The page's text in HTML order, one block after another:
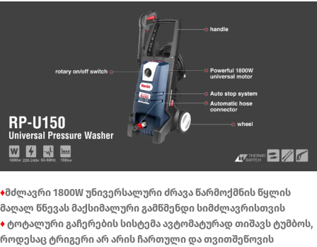
♦მძლავრი 1800W უნივერსალური ძრავა წარმოქმნის წყლის
მაღალ წნევას მაქსიმალური გამწმენდი სიმძლავრისთვის
♦ტოტალური გაჩერების სისტემა ავტომატურად თიშავს ტუმბოს,
როდესაც ტრიგერი არ არის ჩართული და თვითშეწოვის